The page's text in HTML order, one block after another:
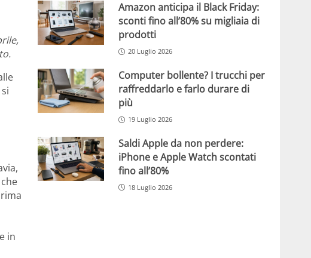
si
in
Amazon anticipa il Black Friday:
sconti fino all’80% su migliaia di
prodotti
20 Luglio 2026
Computer bollente? I trucchi per
raffreddarlo e farlo durare di
più
19 Luglio 2026
Saldi Apple da non perdere:
iPhone e Apple Watch scontati
fino all’80%
18 Luglio 2026